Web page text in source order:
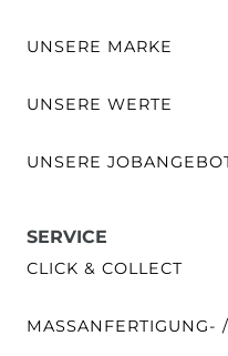
UNSERE MARKE
UNSERE WERTE
UNSERE
SERVICE
CLICK & COLLECT
MASSANFERTIGUNG-